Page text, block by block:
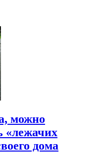
можно
«лежачих
дома